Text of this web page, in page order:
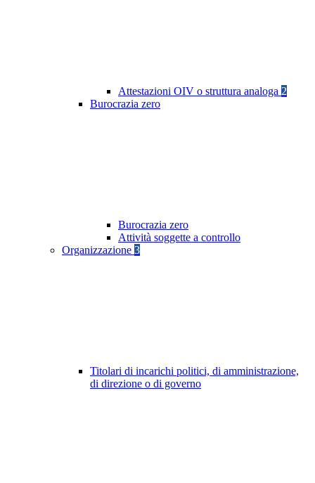
Attestazioni OIV o struttura analoga 2
Burocrazia zero
Burocrazia zero
Attività soggette a controllo
Organizzazione 3
Titolari di incarichi politici, di amministrazione,
di direzione o di governo